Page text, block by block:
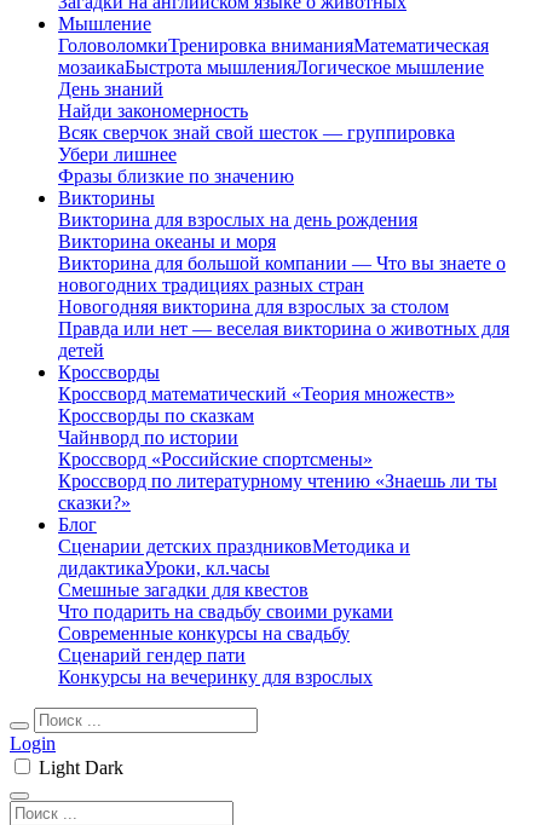
Мышление
ГоловоломкиТренировка вниманияМатематическая
мозаикаБыстрота мышленияЛогическое мышление
День знаний
Найди закономерность
Всяк сверчок знай свой шесток — группировка
Убери лишнее
Фразы близкие по значению
Викторины
Викторина для взрослых на день рождения
Викторина океаны и моря
Викторина для большой компании — Что вы знаете о
новогодних традициях разных стран
Новогодняя викторина для взрослых за столом
Правда или нет — веселая викторина о животных для
детей
Кроссворды
Кроссворд математический «Теория множеств»
Кроссворды по сказкам
Чайнворд по истории
Кроссворд «Российские спортсмены»
Кроссворд по литературному чтению «Знаешь ли ты
сказки?»
Блог
Сценарии детских праздниковМетодика и
дидактикаУроки, кл.часы
Смешные загадки для квестов
Что подарить на свадьбу своими руками
Современные конкурсы на свадьбу
Сценарий гендер пати
Конкурсы на вечеринку для взрослых
Login
Light Dark